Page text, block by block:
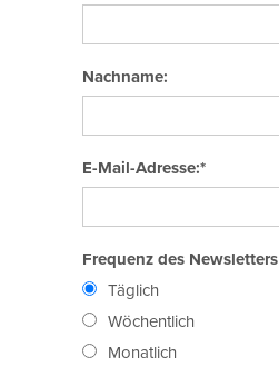
Nachname:
E-Mail-Adresse:*
Frequenz des Newsletters
Täglich
Wöchentlich
Monatlich